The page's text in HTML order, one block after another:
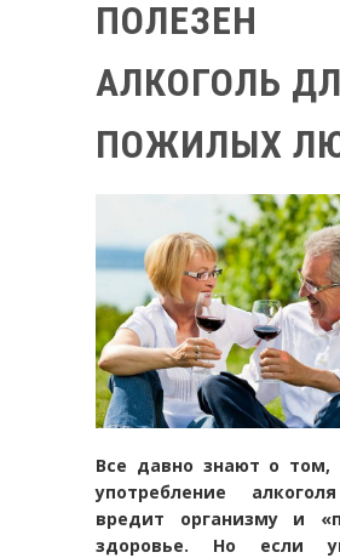
ПОЛЕЗЕН
АЛКОГОЛЬ
ПОЖИЛЫХ
Все давно знают о том,
употребление
вредит организму и
здоровье. Но если